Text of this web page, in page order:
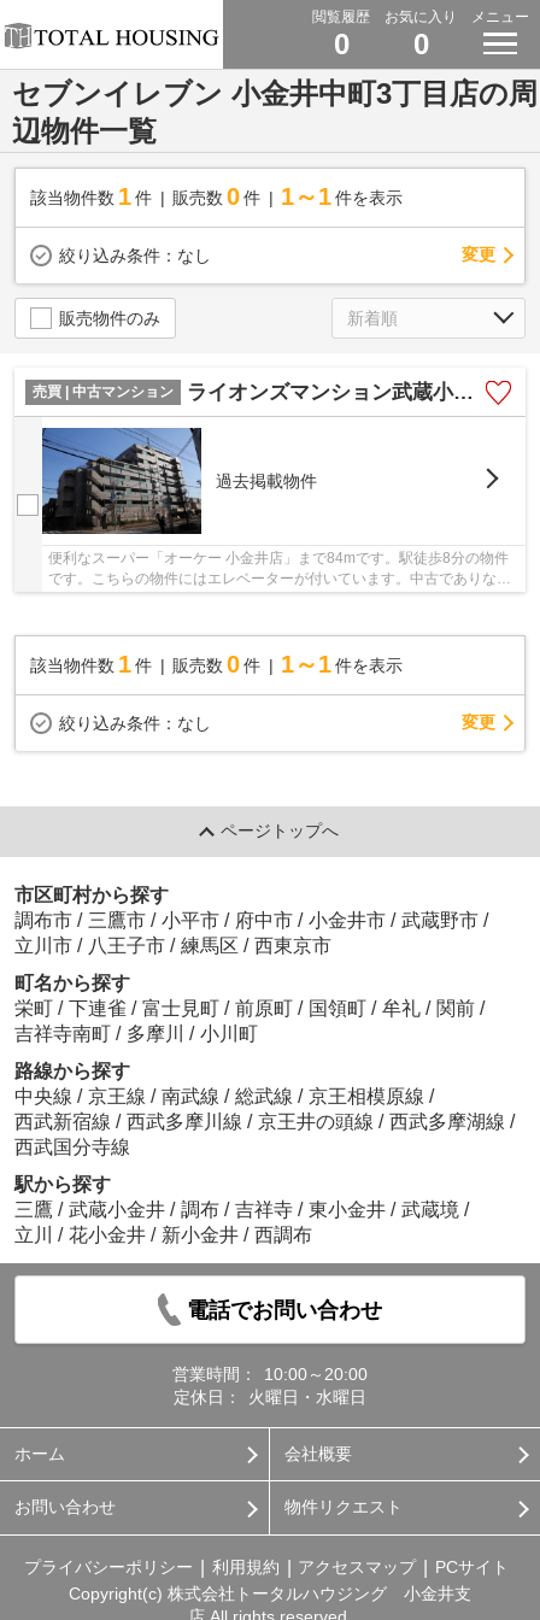
閲覧履歴
0
お気に入り
0
メニュー
セブンイレブン 小金井中町3丁目店の周
辺物件一覧
該当物件数 1件 販売数 0 件 1～1 件を表示
絞り込み条件： なし 変更
販売物件のみ
売買 | 中古マンション ライオンズマンション武蔵小金井南3階
過去掲載物件
便利なスーパー「オーケー 小金井店」まで84mです。駅徒歩8分の物件
です。こちらの物件にはエレベーターが付いています。中古でありなが
該当物件数 1件 販売数 0 件 1～1 件を表示
絞り込み条件： なし 変更
ページトップへ
市区町村から探す
調布市 / 三鷹市 / 小平市 / 府中市 / 小金井市 / 武蔵野市 /
立川市 / 八王子市 / 練馬区 / 西東京市
町名から探す
栄町 / 下連雀 / 富士見町 / 前原町 / 国領町 / 牟礼 / 関前 /
吉祥寺南町 / 多摩川 / 小川町
路線から探す
中央線 / 京王線 / 南武線 / 総武線 / 京王相模原線 /
西武新宿線 / 西武多摩川線 / 京王井の頭線 / 西武多摩湖線 /
西武国分寺線
駅から探す
三鷹 / 武蔵小金井 / 調布 / 吉祥寺 / 東小金井 / 武蔵境 /
立川
/ 花小金井 / 新小金井 / 西調布
電話でお問い合わせ
営業時間：
10:00～20:00
定休日：
火曜日・水曜日
ホーム 会社概要
お問い合わせ 物件リクエスト
プライバシーポリシー 利用規約 アクセスマップ
PCサイト
Copyright(c) 株式会社トータルハウジング 小金井支